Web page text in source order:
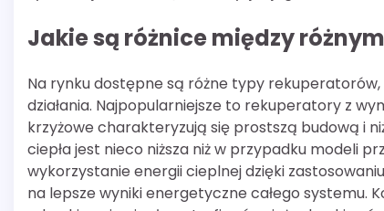
Jakie są różnice między
Na rynku dostępne są różne typy
działania. Najpopularniejsze to rekuperatory z
krzyżowe charakteryzują się prostszą budową i
ciepła jest nieco niższa niż w przypadku modeli
wykorzystanie energii cieplnej dzięki
na lepsze wyniki energetyczne całego